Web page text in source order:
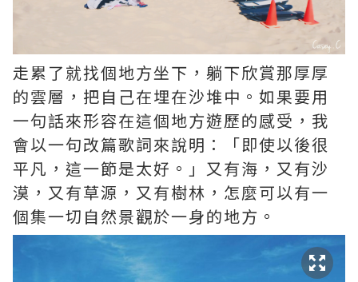
走累了就找個地方坐下，躺下欣賞那厚厚
的雲層，把自己在埋在沙堆中。如果要用
一句話來形容在這個地方遊歷的感受，我
會以一句改篇歌詞來說明：「即使以後很
平凡，這一節是太好。」又有海，又有沙
漠，又有草源，又有樹林，怎麼可以有一
個集一切自然景觀於一身的地方。